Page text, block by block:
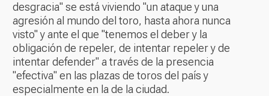
desgracia" se está viviendo "un ataque y una
agresión al mundo del toro, hasta ahora nunca
visto" y ante el que "tenemos el deber y la
obligación de repeler, de intentar repeler y de
intentar defender" a través de la presencia
"efectiva" en las plazas de toros del país y
especialmente en la de la ciudad.